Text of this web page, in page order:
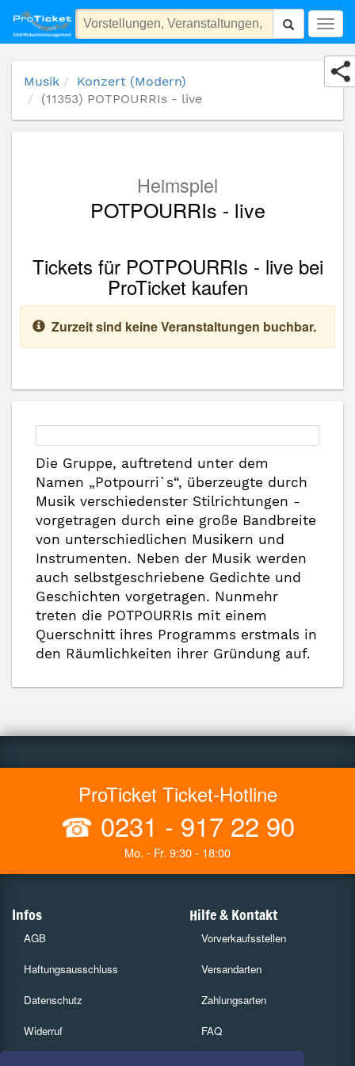
(11353) POTPOURRIs - live
Musik
Konzert (Modern)
(11353) POTPOURRIs - live
Heimspiel
POTPOURRIs - live
Tickets für POTPOURRIs - live bei
ProTicket kaufen
Zurzeit sind keine Veranstaltungen buchbar.
Die Gruppe, auftretend unter dem
Namen „Potpourri`s“, überzeugte durch
Musik verschiedenster Stilrichtungen -
vorgetragen durch eine große Bandbreite
von unterschiedlichen Musikern und
Instrumenten. Neben der Musik werden
auch selbstgeschriebene Gedichte und
Geschichten vorgetragen. Nunmehr
treten die POTPOURRIs mit einem
Querschnitt ihres Programms erstmals in
den Räumlichkeiten ihrer Gründung auf.
ProTicket Ticket-Hotline
☎ 0231 - 917 22 90
Mo. - Fr. 9:30 - 18:00
Infos
AGB
Haftungsausschluss
Datenschutz
Widerruf
Hilfe & Kontakt
Vorverkaufsstellen
Versandarten
Zahlungsarten
FAQ